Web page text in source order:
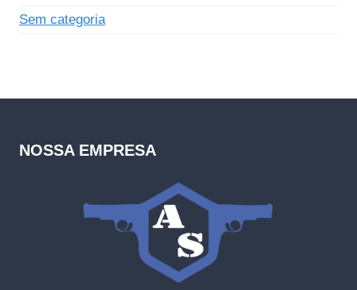
Sem categoria
NOSSA EMPRESA